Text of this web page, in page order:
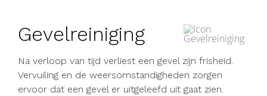
Gevelreiniging
Na verloop van tijd verliest een gevel zijn frisheid.
Vervuiling en de weersomstandigheden zorgen
ervoor dat een gevel er uitgeleefd uit gaat zien.